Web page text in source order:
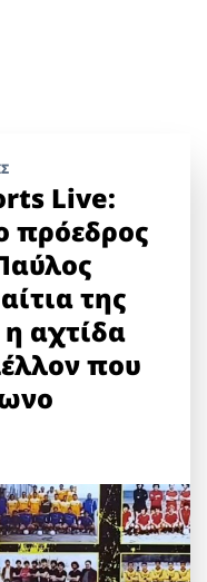
Live:
πρόεδρος
της
αχτίδα
που